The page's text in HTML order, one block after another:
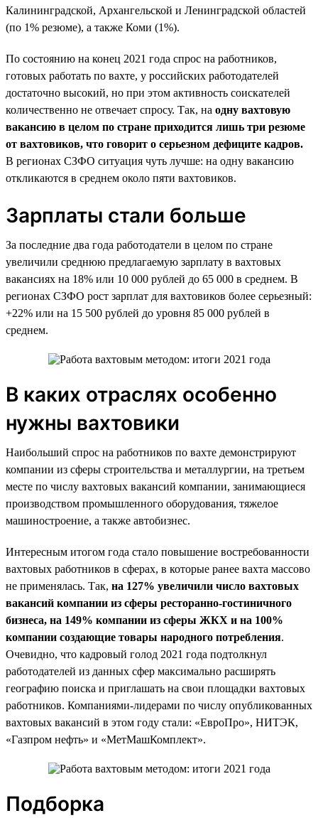
Калининградской, Архангельской и Ленинградской областей
(по 1% резюме), а также Коми (1%).
По состоянию на конец 2021 года спрос на работников,
готовых работать по вахте, у российских работодателей
достаточно высокий, но при этом активность соискателей
количественно не отвечает спросу. Так, на одну вахтовую
вакансию в целом по стране приходится лишь три резюме
от вахтовиков, что говорит о серьезном дефиците кадров.
В регионах СЗФО ситуация чуть лучше: на одну вакансию
откликаются в среднем около пяти вахтовиков.
Зарплаты стали больше
За последние два года работодатели в целом по стране
увеличили среднюю предлагаемую зарплату в вахтовых
вакансиях на 18% или 10 000 рублей до 65 000 в среднем. В
регионах СЗФО рост зарплат для вахтовиков более серьезный:
+22% или на 15 500 рублей до уровня 85 000 рублей в
среднем.
В каких отраслях особенно
нужны вахтовики
Наибольший спрос на работников по вахте демонстрируют
компании из сферы строительства и металлургии, на третьем
месте по числу вахтовых вакансий компании, занимающиеся
производством промышленного оборудования, тяжелое
машиностроение, а также автобизнес.
Интересным итогом года стало повышение востребованности
вахтовых работников в сферах, в которые ранее вахта массово
не применялась. Так, на 127% увеличили число вахтовых
вакансий компании из сферы ресторанно-гостиничного
бизнеса, на 149% компании из сферы ЖКХ и на 100%
компании создающие товары народного потребления.
Очевидно, что кадровый голод 2021 года подтолкнул
работодателей из данных сфер максимально расширять
географию поиска и приглашать на свои площадки вахтовых
работников. Компаниями-лидерами по числу опубликованных
вахтовых вакансий в этом году стали: «ЕвроПро», НИТЭК,
«Газпром нефть» и «МетМашКомплект».
Подборка